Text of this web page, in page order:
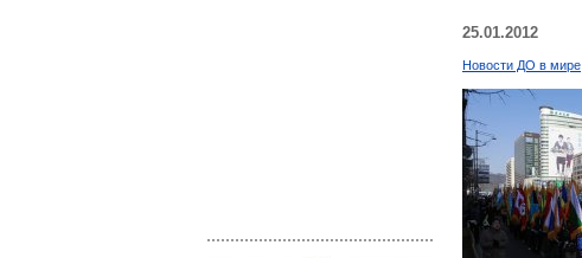
25.01.2012
Новости ДО в мире